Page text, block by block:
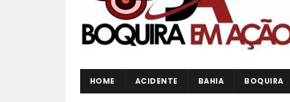
HOME ACIDENTE BAHIA BOQUIRA